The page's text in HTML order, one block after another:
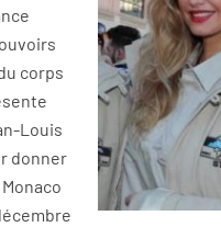
corps
Louis
donner